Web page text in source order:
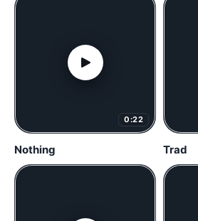
0:22
Nothing Trad